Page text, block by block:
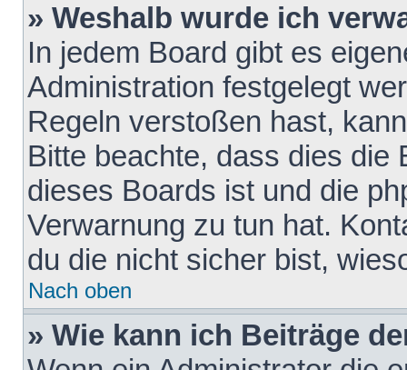
» Weshalb wurde ich
In jedem Board gibt es
Administration festgelegt
Regeln verstoßen hast,
Bitte beachte, dass dies die
dieses Boards ist und die
Verwarnung zu tun hat.
du die nicht sicher bist,
Nach oben
» Wie kann ich Beiträge